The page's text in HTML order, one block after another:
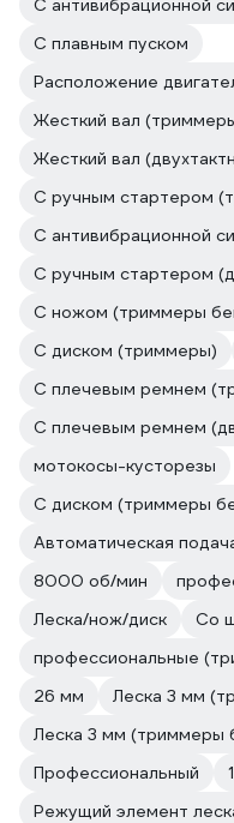
С антивибрационной
С плавным пуском
Расположение
Жесткий вал
Жесткий вал
С ручным стартером
С ножом (триммеры
С диском (триммеры)
С плечевым ремнем
мотокосы-кусторезы
С диском (триммеры
Автоматическая
8000 об/мин
Леска/нож/диск
Со
26 мм
Леска 3 мм
Леска 3 мм (триммеры
Профессиональный
Режущий элемент